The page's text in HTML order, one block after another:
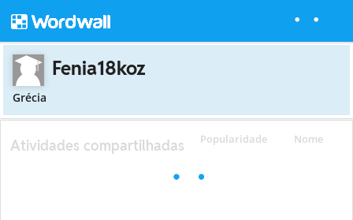
Fenia18koz
Grécia
Popularidade Nome
Atividades compartilhadas